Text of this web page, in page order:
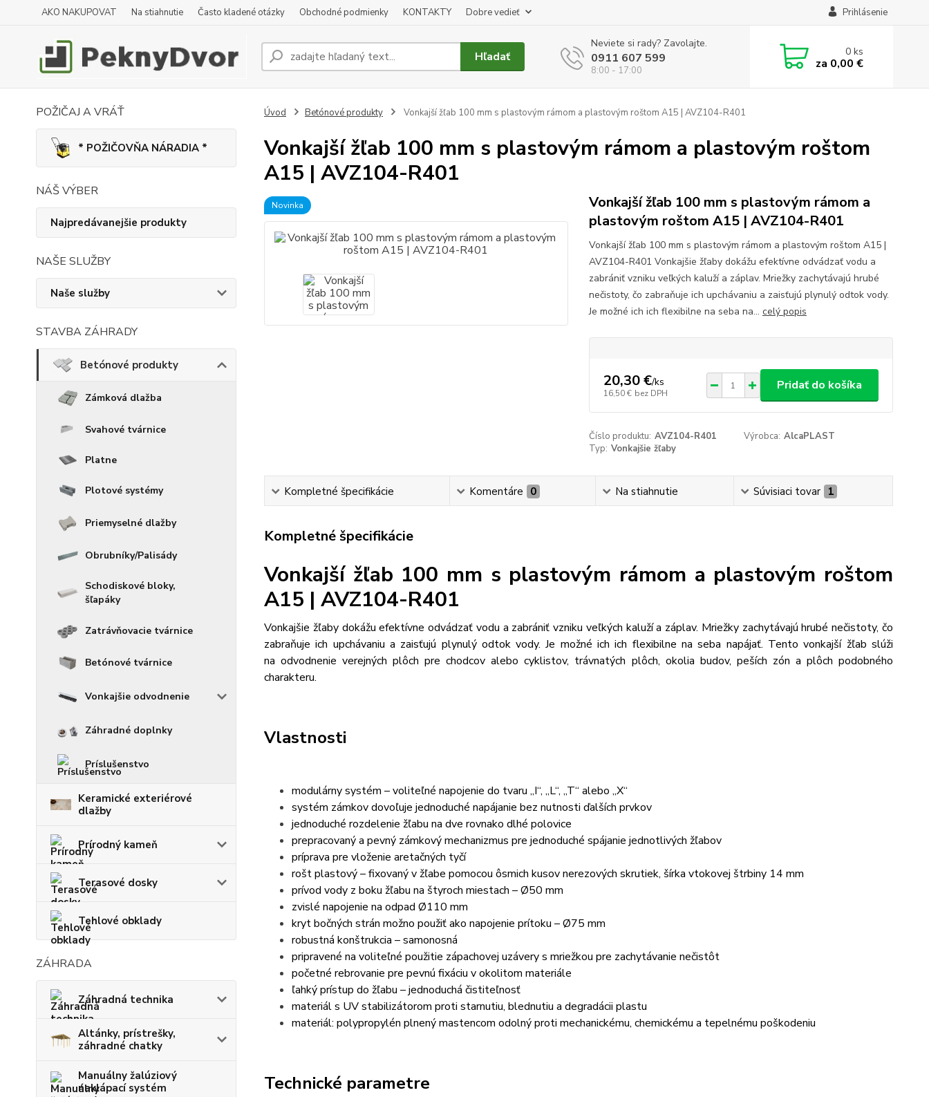
AKO NAKUPOVAT Na stiahnutie Často kladené otázky Obchodné podmienky KONTAKTY Dobre vedieť Prihlásenie
Hľadať
Neviete si rady? Zavolajte.
0911 607 599
8:00 - 17:00
0ks
za 0,00 €
POŽIČAJ A VRÁŤ
* POŽIČOVŇA NÁRADIA *
NÁŠ VÝBER
Najpredávanejšie produkty
NAŠE SLUŽBY
Naše služby
STAVBA ZÁHRADY
Betónové produkty
Zámková dlažba
Svahové tvárnice
Platne
Plotové systémy
Priemyselné dlažby
Obrubníky/Palisády
Schodiskové bloky,
šľapáky
Zatrávňovacie tvárnice
Betónové tvárnice
Vonkajšie odvodnenie
Záhradné doplnky
Príslušenstvo
Keramické exteriérové
dlažby
Prírodný kameň
Terasové dosky
Tehlové obklady
ZÁHRADA
Záhradná technika
Altánky, prístrešky,
záhradné chatky
Manuálny žalúziový
naklápací systém
Úvod Betónové produkty Vonkajší žľab 100 mm s plastovým rámom a plastovým roštom A15 | AVZ104-R401
Vonkajší žľab 100 mm s plastovým rámom a plastovým roštom
A15 | AVZ104-R401
Novinka
Vonkajší žľab 100 mm s plastovým rámom a
plastovým roštom A15 | AVZ104-R401
Vonkajší žľab 100 mm s plastovým rámom a plastovým roštom A15 |
AVZ104-R401 Vonkajšie žľaby dokážu efektívne odvádzať vodu a
zabrániť vzniku veľkých kaluží a záplav. Mriežky zachytávajú hrubé
nečistoty, čo zabraňuje ich upchávaniu a zaisťujú plynulý odtok vody.
Je možné ich ich flexibilne na seba na... celý popis
20,30 €/ks
16,50 € bez DPH
Pridať do košíka
Číslo produktu: AVZ104-R401 Výrobca: AlcaPLAST
Typ: Vonkajšie žľaby
Kompletné špecifikácie Komentáre 0 Na stiahnutie Súvisiaci tovar 1
Kompletné špecifikácie
Vonkajší žľab 100 mm s plastovým rámom a plastovým roštom
A15 | AVZ104-R401
Vonkajšie žľaby dokážu efektívne odvádzať vodu a zabrániť vzniku veľkých kaluží a záplav. Mriežky zachytávajú hrubé nečistoty, čo
zabraňuje ich upchávaniu a zaisťujú plynulý odtok vody. Je možné ich ich flexibilne na seba napájať. Tento vonkajší žľab slúži
na odvodnenie verejných plôch pre chodcov alebo cyklistov, trávnatých plôch, okolia budov, peších zón a plôch podobného
charakteru.
Vlastnosti
modulárny systém – voliteľné napojenie do tvaru „I“, „L“, „T“ alebo „X“
systém zámkov dovoľuje jednoduché napájanie bez nutnosti ďalších prvkov
jednoduché rozdelenie žľabu na dve rovnako dlhé polovice
prepracovaný a pevný zámkový mechanizmus pre jednoduché spájanie jednotlivých žľabov
príprava pre vloženie aretačných tyčí
rošt plastový – fixovaný v žľabe pomocou ôsmich kusov nerezových skrutiek, šírka vtokovej štrbiny 14 mm
prívod vody z boku žľabu na štyroch miestach – Ø50 mm
zvislé napojenie na odpad Ø110 mm
kryt bočných strán možno použiť ako napojenie prítoku – Ø75 mm
robustná konštrukcia – samonosná
pripravené na voliteľné použitie zápachovej uzávery s mriežkou pre zachytávanie nečistôt
početné rebrovanie pre pevnú fixáciu v okolitom materiále
ľahký prístup do žľabu – jednoduchá čistiteľnosť
materiál s UV stabilizátorom proti starnutiu, blednutiu a degradácii plastu
materiál: polypropylén plnený mastencom odolný proti mechanickému, chemickému a tepelnému poškodeniu
Technické parametre